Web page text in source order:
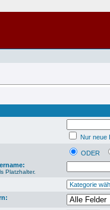
Nur neue
ODER
Platzhalter.